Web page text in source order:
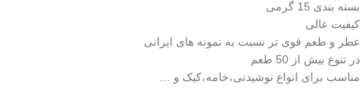
بسته بندی 15 گرمی
کیفیت عالی
عطر و طعم قوی تر نسبت به نمونه های ایرانی
در تنوع بیش از 50 طعم
مناسب برای انواع نوشیدنی،خامه،کیک و …